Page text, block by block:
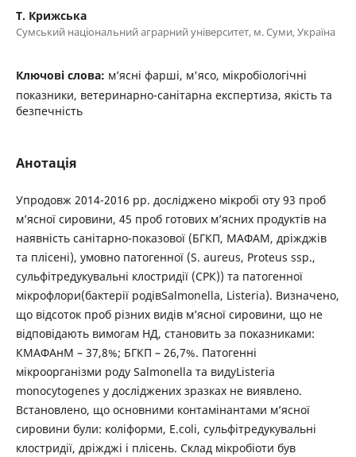
Т. Крижська
Сумський національний аграрний університет, м. Суми, Україна
Ключові слова: м’ясні фарші, м'ясо, мікробіологічні
показники, ветеринарно-санітарна експертиза, якість та
безпечність
Анотація
Упродовж 2014-2016 рр. досліджено мікробі оту 93 проб
м’ясної сировини, 45 проб готових м’ясних продуктів на
наявність санітарно-показової (БГКП, МАФАМ, дріжджів
та плісені), умовно патогенної (S. aureus, Proteus ssp.,
сульфітредукувальні клостридії (СРК)) та патогенної
мікрофлори(бактерії родівSalmonella, Listeria). Визначено,
що відсоток проб різних видів м’ясної сировини, що не
відповідають вимогам НД, становить за показниками:
КМАФАнМ – 37,8%; БГКП – 26,7%. Патогенні
мікроорганізми роду Salmonella та видуListeria
monocytogenes у досліджених зразках не виявлено.
Встановлено, що основними контамінантами м’ясної
сировини були: коліформи, E.coli, сульфітредукувальні
клостридії, дріжджі і плісень. Склад мікробіоти був